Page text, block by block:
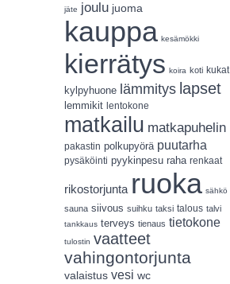
jäte joulu juoma
kauppa kesämökki
kierrätys koira koti kukat
kylpyhuone lämmitys lapset
lemmikit lentokone
matkailu matkapuhelin
pakastin polkupyörä puutarha
pysäköinti pyykinpesu raha renkaat
rikostorjunta ruoka sähkö
sauna siivous suihku taksi talous talvi
tankkaus terveys tienaus tietokone
tulostin vaatteet
vahingontorjunta
valaistus vesi wc